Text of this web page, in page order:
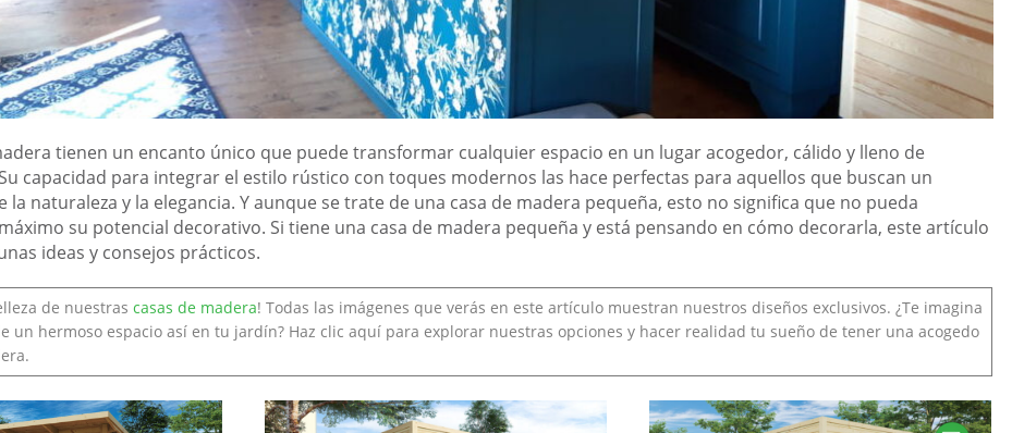
tienen un encanto único que puede transformar cualquier espacio en un lugar acogedor, cálido y lleno de
capacidad para integrar el estilo rústico con toques modernos las hace perfectas para aquellos que buscan un
naturaleza y la elegancia. Y aunque se trate de una casa de madera pequeña, esto no significa que no pueda
su potencial decorativo. Si tiene una casa de madera pequeña y está pensando en cómo decorarla, este artículo
ideas y consejos prácticos.
de nuestrascasas de madera! Todas las imágenes que verás en este artículo muestran nuestros diseños exclusivos. ¿Te imagina
un hermoso espacio así en tu jardín? Haz clic aquí para explorar nuestras opciones y hacer realidad tu sueño de tener una acogedo